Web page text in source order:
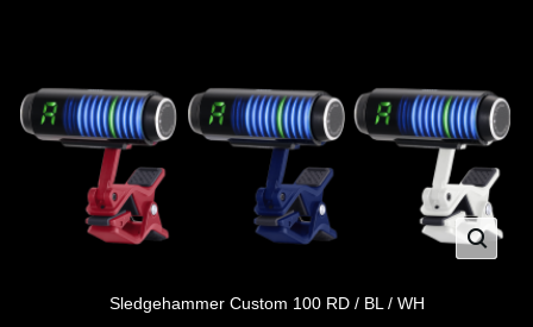
Sledgehammer Custom 100 RD / BL / WH